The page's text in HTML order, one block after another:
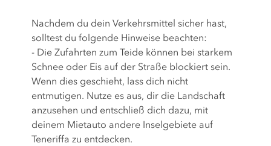
Nachdem du dein Verkehrsmittel sicher hast,
solltest du folgende Hinweise beachten:
- Die Zufahrten zum Teide können bei starkem
Schnee oder Eis auf der Straße blockiert sein.
Wenn dies geschieht, lass dich nicht
entmutigen. Nutze es aus, dir die Landschaft
anzusehen und entschließ dich dazu, mit
deinem Mietauto andere Inselgebiete auf
Teneriffa zu entdecken.